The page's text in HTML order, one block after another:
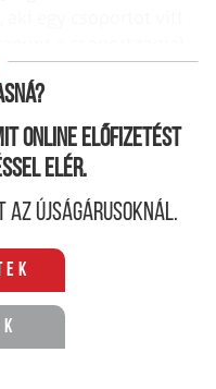
jeleit.
online előfizetést
elér.
az újságárusoknál.